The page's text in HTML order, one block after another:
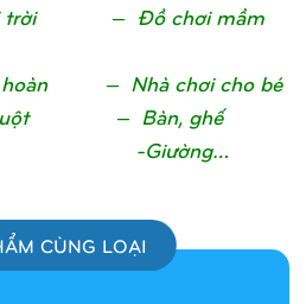
trời – Đồ chơi mầm
– Nhà chơi cho bé
tuột – Bàn, ghế
-Giường…
CÙNG LOẠI